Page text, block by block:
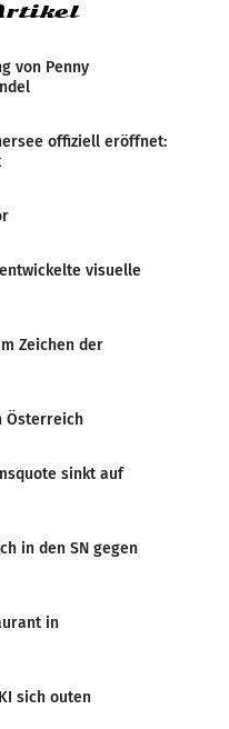
von Penny
offiziell eröffnet:
visuelle
Zeichen der
Österreich
sinkt auf
in den SN gegen
in
sich outen